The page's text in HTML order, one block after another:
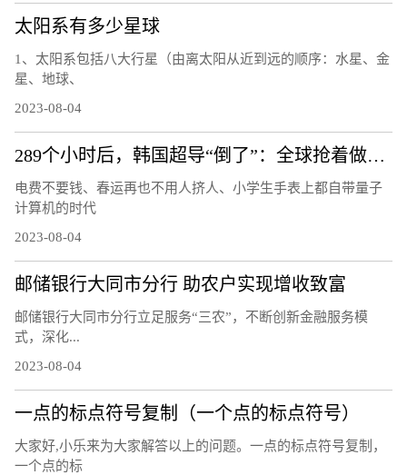
太阳系有多少星球
1、太阳系包括八大行星（由离太阳从近到远的顺序：水星、金
星、地球、
2023-08-04
289个小时后，韩国超导“倒了”：全球抢着做的复现实验还做吗
电费不要钱、春运再也不用人挤人、小学生手表上都自带量子
计算机的时代
2023-08-04
邮储银行大同市分行 助农户实现增收致富
邮储银行大同市分行立足服务“三农”，不断创新金融服务模
式，深化...
2023-08-04
一点的标点符号复制（一个点的标点符号）
大家好,小乐来为大家解答以上的问题。一点的标点符号复制，
一个点的标